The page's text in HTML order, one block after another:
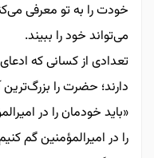
خودت را به تو معرفی
می‌تواند خود را ببیند.
تعدادی از کسانی که ادعای
دارند؛ حضرت را
«باید خودمان را در
را در امیرالمؤمنین گم